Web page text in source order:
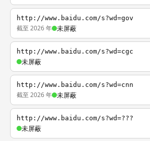
http://www.baidu.com/s?wd=gov
截至 2026 年 未屏蔽
http://www.baidu.com/s?wd=cgc
未屏蔽
http://www.baidu.com/s?wd=cnn
截至 2026 年 未屏蔽
http://www.baidu.com/s?wd=???
未屏蔽